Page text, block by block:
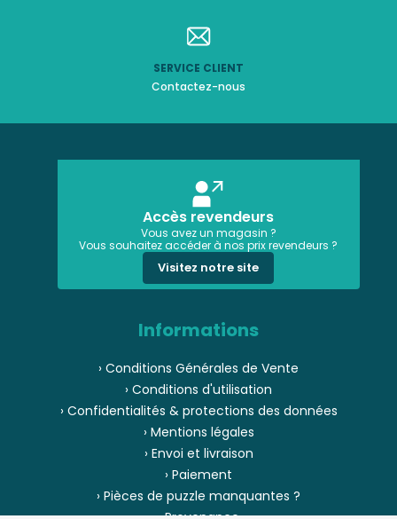
SERVICE CLIENT
Contactez-nous
Accès revendeurs
Vous avez un magasin ?
Vous souhaitez accéder à nos prix revendeurs ?
Visitez notre site
Informations
› Conditions Générales de Vente
› Conditions d'utilisation
› Confidentialités & protections des données
› Mentions légales
› Envoi et livraison
› Paiement
› Pièces de puzzle manquantes ?